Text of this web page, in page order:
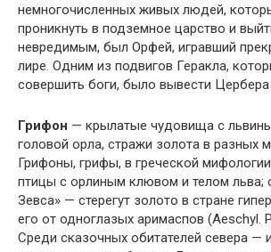
немногочисленных живых людей,
проникнуть в подземное царство и
невредимым, был Орфей, игравший
лире. Одним из подвигов Геракла,
совершить боги, было вывести
Грифон — крылатые чудовища с
головой орла, стражи золота в разных
Грифоны, грифы, в греческой
птицы с орлиным клювом и телом льва;
Зевса» — стерегут золото в стране
его от одноглазых аримаспов (Aeschyl.
Среди сказочных обитателей севера —